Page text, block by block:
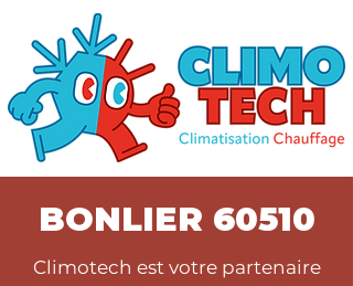
BONLIER 60510
Climotech est votre partenaire